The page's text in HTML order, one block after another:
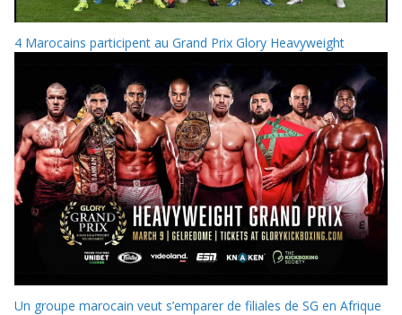
4 Marocains participent au Grand Prix Glory Heavyweight
Un groupe marocain veut s’emparer de filiales de SG en Afrique